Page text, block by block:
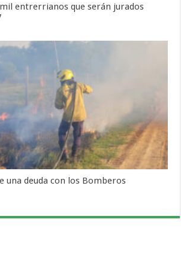
entrerrianos que serán jurados
una deuda con los Bomberos